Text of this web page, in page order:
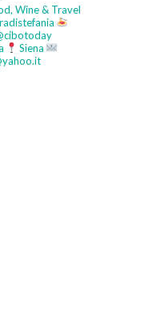
Wine & Travel
Siena